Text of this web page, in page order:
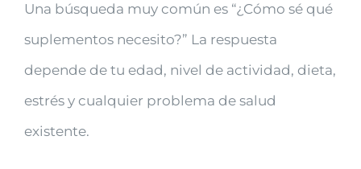
Una búsqueda muy común es “¿Cómo sé qué
suplementos necesito?” La respuesta
depende de tu edad, nivel de actividad, dieta,
estrés y cualquier problema de salud
existente.